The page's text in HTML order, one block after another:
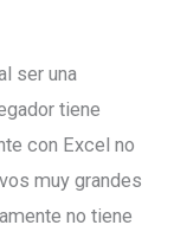
ser una
tiene
con Excel no
muy grandes
no tiene